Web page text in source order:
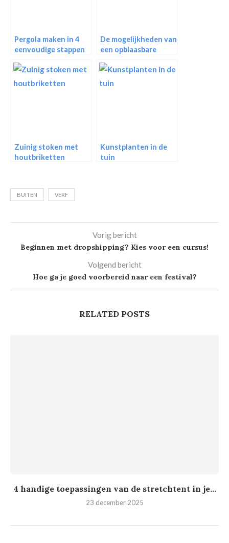
Pergola maken in 4
eenvoudige stappen
De mogelijkheden van
een opblaasbare
Zuinig stoken met
houtbriketten
Kunstplanten in de
tuin
BUITEN VERF
Vorig bericht
Beginnen met dropshipping? Kies voor een cursus!
Volgend bericht
Hoe ga je goed voorbereid naar een festival?
RELATED POSTS
4 handige toepassingen van de stretchtent in je...
23 december 2025